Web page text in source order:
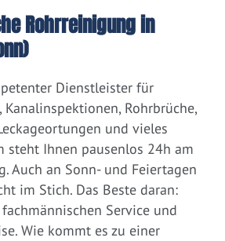
Rohrreinigung in
Dienstleister für
Rohrbrüche,
und vieles
steht Ihnen pausenlos 24h am
Auch an Sonn- und Feiertagen
im Stich. Das Beste daran:
Service und
Wie kommt es zu einer